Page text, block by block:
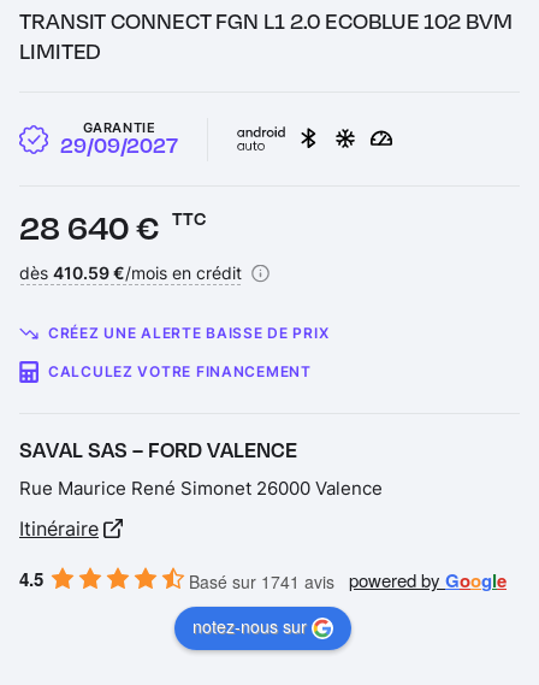
TRANSIT CONNECT FGN L1 2.0 ECOBLUE 102 BVM
LIMITED
GARANTIE
29/09/2027
Prix :
28 640 € TTC
Financement :
dès 410.59 €/mois en crédit
CRÉEZ UNE ALERTE BAISSE DE PRIX
CALCULEZ VOTRE FINANCEMENT
SAVAL SAS – FORD VALENCE
Rue Maurice René Simonet 26000 Valence
Itinéraire
4.5 Basé sur 1741 avis powered by Google
notez-nous sur